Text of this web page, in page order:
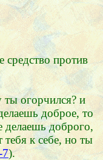
средство против
огорчился? и
доброе, то
делаешь доброго,
тебя к себе, но ты
).